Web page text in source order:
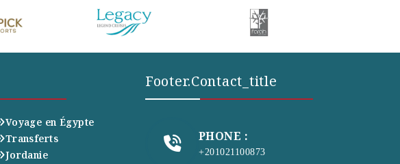
Voyage en Égypte
Transferts
Jordanie
Footer.contact_title
PHONE :
+201021100873